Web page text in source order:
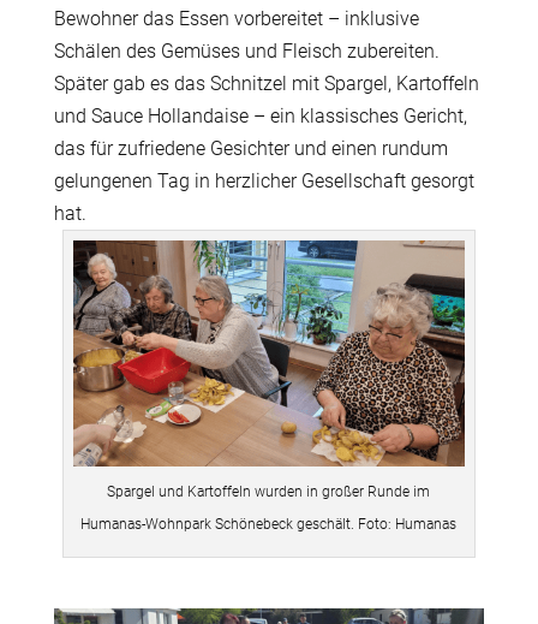
Bewohner das Essen vorbereitet – inklusive
Schälen des Gemüses und Fleisch zubereiten.
Später gab es das Schnitzel mit Spargel, Kartoffeln
und Sauce Hollandaise – ein klassisches Gericht,
das für zufriedene Gesichter und einen rundum
gelungenen Tag in herzlicher Gesellschaft gesorgt
hat.
Spargel und Kartoffeln wurden in großer Runde im
Humanas-Wohnpark Schönebeck geschält. Foto: Humanas